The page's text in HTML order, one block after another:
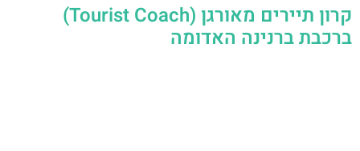
קרון תיירים מאורגן (Tourist Coach)
ברכבת ברנינה האדומה